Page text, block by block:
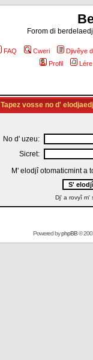
Forom di
FAQ Cweri Djivêye
Profil
Tapez vosse no d'
No d' uzeu:
Sicret:
M' elodjî otomaticmint a
Dj' a rovyî m'
Powered byphpBB©